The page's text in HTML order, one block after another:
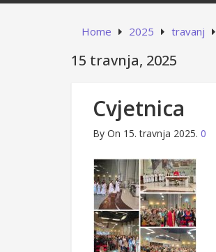
Home 2025 travanj
15 travnja, 2025
Cvjetnica
By On 15. travnja 2025. 0